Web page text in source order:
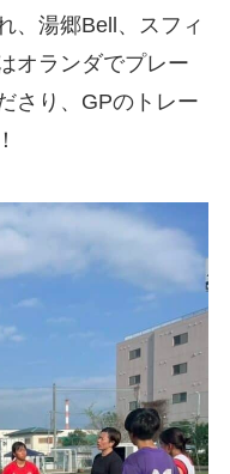
、湯郷Bell、スフィ
オランダでプレー
さり、GPのトレー